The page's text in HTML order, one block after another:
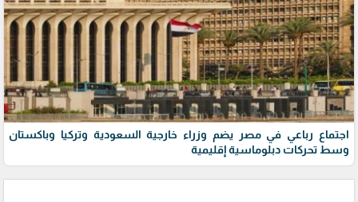
اجتماع رباعي في مصر يضم وزراء خارجية السعودية وتركيا وباكستان
وسط تحركات دبلوماسية إقليمية